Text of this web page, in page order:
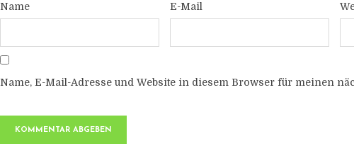
Name E-Mail
Name, E-Mail-Adresse und Website in diesem Browser für meinen